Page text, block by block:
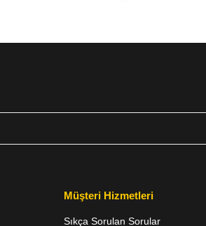
Müşteri Hizmetleri
Sıkça Sorulan Sorular